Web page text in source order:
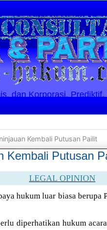
dan Korporasi.
Kembali Putusan Pailit
Kembali Putusan
LEGAL OPINION
hukum luar biasa berupa
diperhatikan hukum